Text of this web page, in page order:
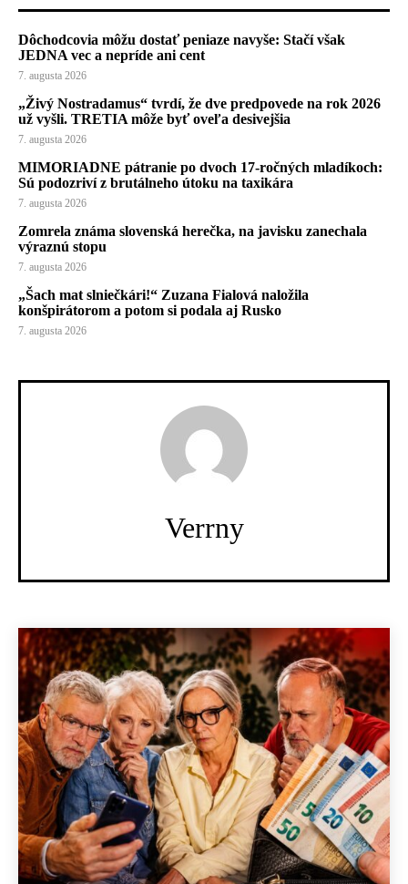
Dôchodcovia môžu dostať peniaze navyše: Stačí však
JEDNA vec a nepríde ani cent
7. augusta 2026
„Živý Nostradamus“ tvrdí, že dve predpovede na rok 2026
už vyšli. TRETIA môže byť oveľa desivejšia
7. augusta 2026
MIMORIADNE pátranie po dvoch 17-ročných mladíkoch:
Sú podozriví z brutálneho útoku na taxikára
7. augusta 2026
Zomrela známa slovenská herečka, na javisku zanechala
výraznú stopu
7. augusta 2026
„Šach mat slniečkári!“ Zuzana Fialová naložila
konšpirátorom a potom si podala aj Rusko
7. augusta 2026
Verrny